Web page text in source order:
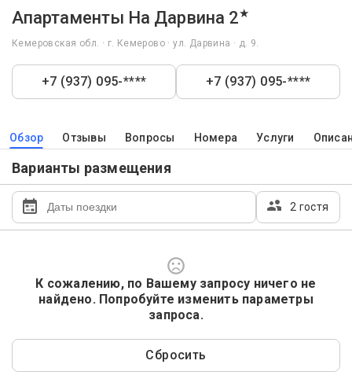
Апартаменты На Дарвина 2★
Кемеровская обл. · г. Кемерово · ул. Дарвина · д. 9.
+7 (937) 095-**** +7 (937) 095-****
Обзор Отзывы Вопросы Номера Услуги
Варианты размещения
2 гостя
К сожалению, по Вашему запросу ничего не
найдено. Попробуйте изменить параметры
запроса.
Сбросить